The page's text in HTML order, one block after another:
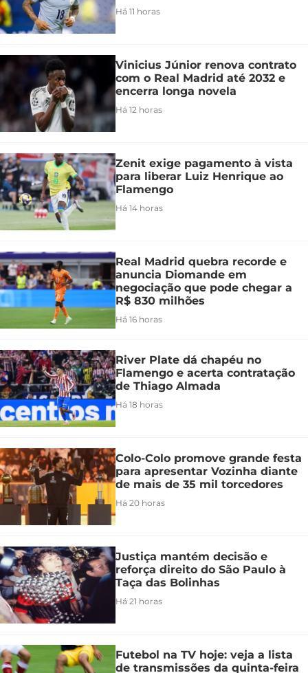
Há 11 horas
Vinicius Júnior renova contrato
com o Real Madrid até 2032 e
encerra longa novela
Há 12 horas
Zenit exige pagamento à vista
para liberar Luiz Henrique ao
Flamengo
Há 14 horas
Real Madrid quebra recorde e
anuncia Diomande em
negociação que pode chegar a
R$ 830 milhões
Há 16 horas
River Plate dá chapéu no
Flamengo e acerta contratação
de Thiago Almada
Há 18 horas
Colo-Colo promove grande festa
para apresentar Vozinha diante
de mais de 35 mil torcedores
Há 20 horas
Justiça mantém decisão e
reforça direito do São Paulo à
Taça das Bolinhas
Há 21 horas
Futebol na TV hoje: veja a lista
de transmissões da quinta-feira